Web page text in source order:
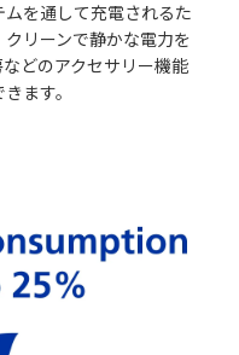
を通して充電されるた
リーンで静かな電力を
どのアクセサリー機能
ます。